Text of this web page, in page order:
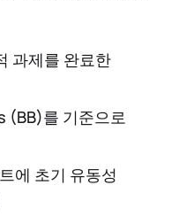
과제를 완료한
(BB)를 기준으로
에 초기 유동성